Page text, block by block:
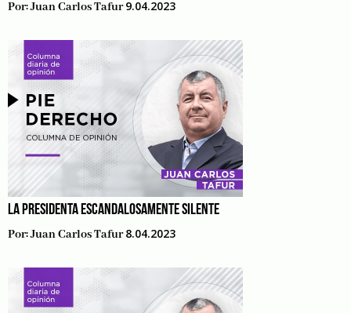
Por:Juan Carlos Tafur 9.04.2023
LA PRESIDENTA ESCANDALOSAMENTE SILENTE
Por:Juan Carlos Tafur 8.04.2023